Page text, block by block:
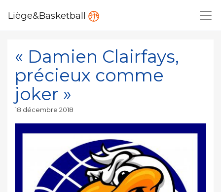
Liège&Basketball
« Damien Clairfays,
précieux comme
joker »
Publié
18 décembre 2018